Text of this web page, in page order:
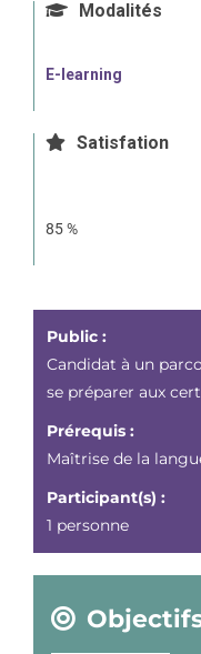
Modalités
E-learning
Satisfation
85 %
Public :
Candidat à un
se préparer aux
Prérequis :
Maîtrise de la
Participant(s) :
1 personne